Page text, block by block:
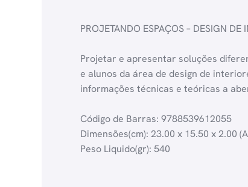
PROJETANDO ESPAÇOS – DESIGN DE
Projetar e apresentar soluções
e alunos da área de design de
informações técnicas e teóricas a
Código de Barras: 9788539612055
Dimensões(cm): 23.00 x 15.50 x 2.00
Peso Liquido(gr): 540